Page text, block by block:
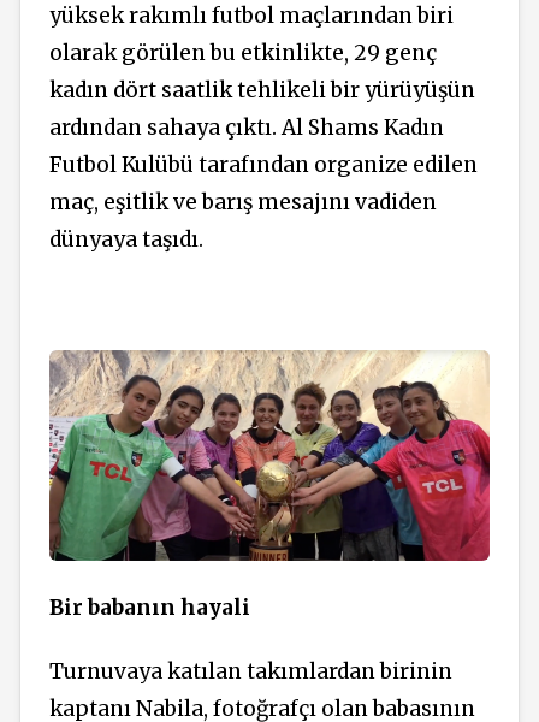
yüksek rakımlı futbol maçlarından biri
olarak görülen bu etkinlikte, 29 genç
kadın dört saatlik tehlikeli bir yürüyüşün
ardından sahaya çıktı. Al Shams Kadın
Futbol Kulübü tarafından organize edilen
maç, eşitlik ve barış mesajını vadiden
dünyaya taşıdı.
Bir babanın hayali
Turnuvaya katılan takımlardan birinin
kaptanı Nabila, fotoğrafçı olan babasının